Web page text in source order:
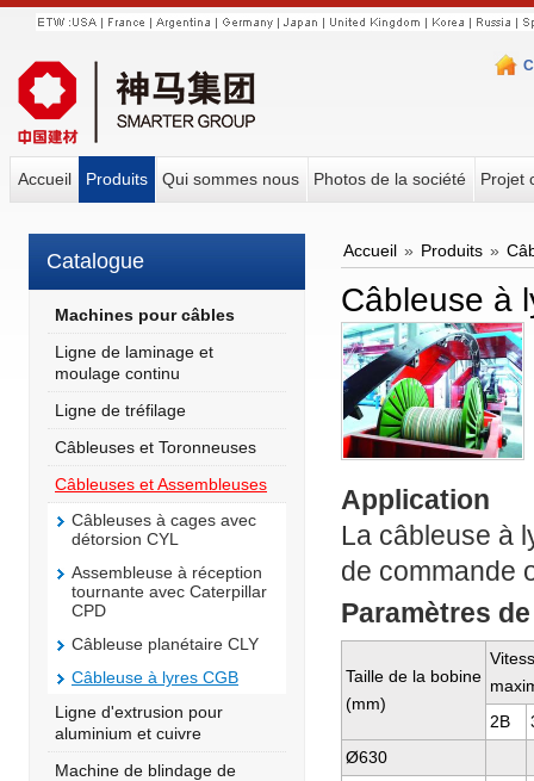
Accueil Produits Qui sommes nous Photos de la société Projet
Catalogue
Machines pour câbles
Ligne de laminage et
moulage continu
Ligne de tréfilage
Câbleuses et Toronneuses
Câbleuses et Assembleuses
Câbleuses à cages avec
détorsion CYL
Assembleuse à réception
tournante avec Caterpillar
CPD
Câbleuse planétaire CLY
Câbleuse à lyres CGB
Ligne d'extrusion pour
aluminium et cuivre
Machine de blindage de
Accueil » Produits »
Câbleuse à
Application
La câbleuse à
de commande
Paramètres
Taille de la bobine
(mm)
2B
Ø630